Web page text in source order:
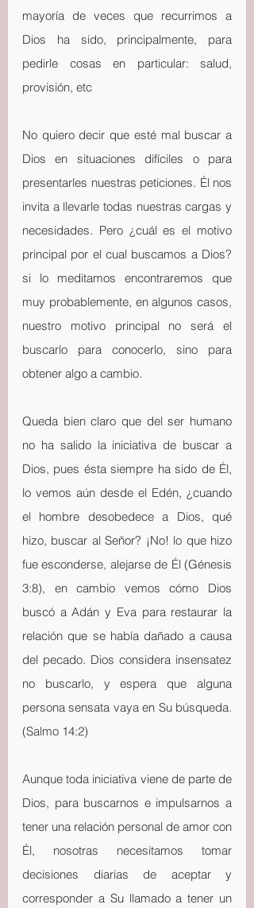
mayoría de veces que recurrimos a
Dios ha sido, principalmente, para
pedirle cosas en particular: salud,
provisión, etc
No quiero decir que esté mal buscar a
Dios en situaciones difíciles o para
presentarles nuestras peticiones. Él nos
invita a llevarle todas nuestras cargas y
necesidades. Pero ¿cuál es el motivo
principal por el cual buscamos a Dios?
si lo meditamos encontraremos que
muy probablemente, en algunos casos,
nuestro motivo principal no será el
buscarlo para conocerlo, sino para
obtener algo a cambio.
Queda bien claro que del ser humano
no ha salido la iniciativa de buscar a
Dios, pues ésta siempre ha sido de Él,
lo vemos aún desde el Edén, ¿cuando
el hombre desobedece a Dios, qué
hizo, buscar al Señor? ¡No! lo que hizo
fue esconderse, alejarse de Él (Génesis
3:8), en cambio vemos cómo Dios
buscó a Adán y Eva para restaurar la
relación que se había dañado a causa
del pecado. Dios considera insensatez
no buscarlo, y espera que alguna
persona sensata vaya en Su búsqueda.
(Salmo 14:2)
Aunque toda iniciativa viene de parte de
Dios, para buscarnos e impulsarnos a
tener una relación personal de amor con
Él, nosotras necesitamos tomar
decisiones diarias de aceptar y
corresponder a Su llamado a tener un